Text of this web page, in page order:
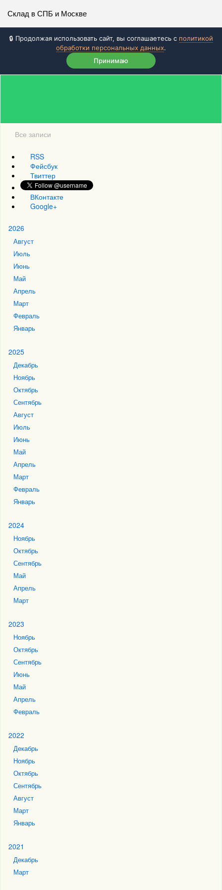
🔒 Продолжая использовать сайт, вы соглашаетесь с политикой
обработки персональных данных.
Принимаю
Склад в СПБ и Москве
Все записи
RSS
Фейсбук
Твиттер
ВКонтакте
Google+
2026
Август
Июль
Июнь
Май
Апрель
Март
Февраль
Январь
2025
Декабрь
Ноябрь
Октябрь
Сентябрь
Август
Июль
Июнь
Май
Апрель
Март
Февраль
Январь
2024
Ноябрь
Октябрь
Сентябрь
Май
Апрель
Март
2023
Ноябрь
Октябрь
Сентябрь
Июнь
Май
Апрель
Февраль
2022
Декабрь
Ноябрь
Октябрь
Сентябрь
Август
Март
Январь
2021
Декабрь
Март